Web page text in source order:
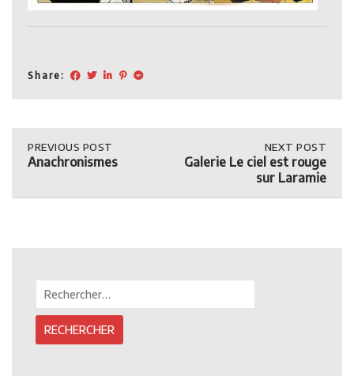
Share:
Post
navigation
PREVIOUS
POST:
PREVIOUS POST
Anachronismes
POST:
CIEL
NEXT POST
Galerie Le ciel est rouge
sur Laramie